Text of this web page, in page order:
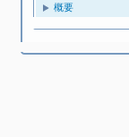
概要